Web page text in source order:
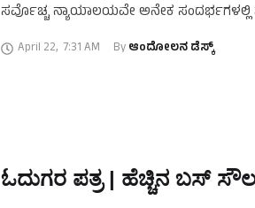
ಸರ್ವೊಚ್ಚ ನ್ಯಾಯಾಲಯವೇ ಅನೇಕ ಸಂದರ್ಭಗಳಲ್ಲಿ
April 22, 7:31 AM By ಆಂದೋಲನ ಡೆಸ್ಕ್
ಓದುಗರ ಪತ್ರ | ಹೆಚ್ಚಿನ ಬಸ್